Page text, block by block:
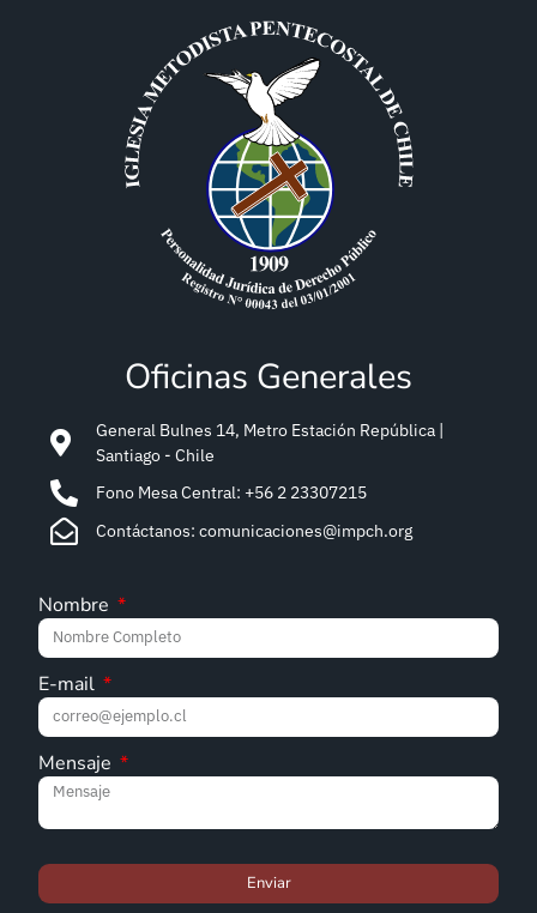
Oficinas Generales
General Bulnes 14, Metro Estación República |
Santiago - Chile
Fono Mesa Central: +56 2 23307215
Contáctanos: comunicaciones@impch.org
Nombre
E-mail
Mensaje
Enviar